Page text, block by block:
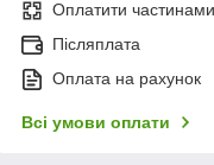
Оплатити частинами
Післяплата
Оплата на рахунок
Всі умови оплати